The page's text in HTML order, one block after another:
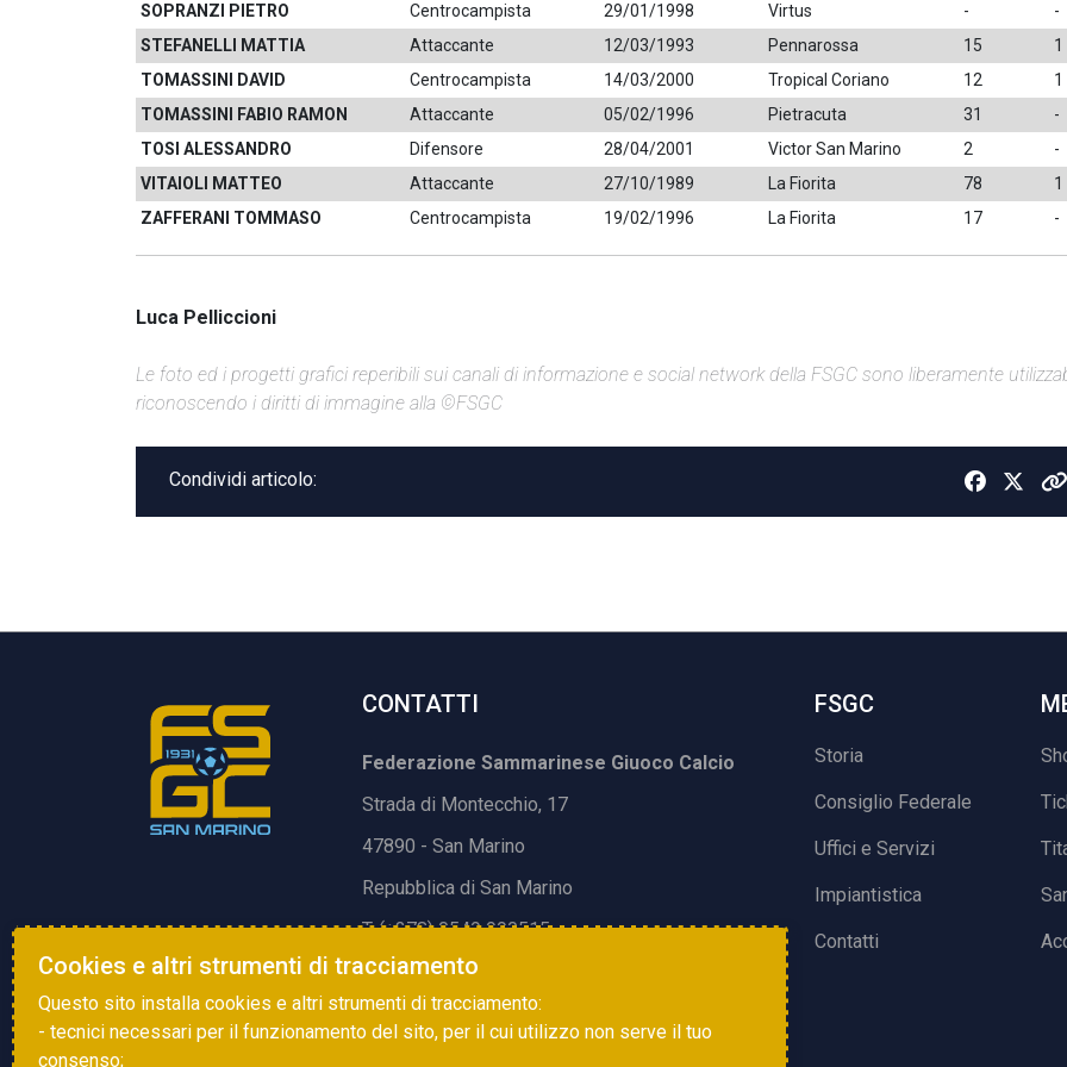
SOPRANZI PIETRO Centrocampista 29/01/1998 Virtus -
-
STEFANELLI MATTIA
Attaccante 12/03/1993 Pennarossa 15
1
TOMASSINI DAVID
Centrocampista 14/03/2000 Tropical Coriano 12
1
TOMASSINI FABIO RAMON
Attaccante 05/02/1996 Pietracuta 31
-
TOSI ALESSANDRO
Difensore 28/04/2001 Victor San Marino 2
-
VITAIOLI
MATTEO Attaccante 27/10/1989 La Fiorita 78
1
ZAFFERANI TOMMASO
Centrocampista 19/02/1996 La Fiorita 17 -
Luca Pelliccioni
Le foto ed i progetti grafici reperibili sui canali di informazione e social network della FSGC sono liberamente
riconoscendo i diritti di immagine alla ©FSGC
Condividi articolo:
CONTATTI
Federazione Sammarinese Giuoco Calcio
Strada di Montecchio, 17
47890 - San Marino
Repubblica di San Marino
T. (+378) 0549 990515
E.info@fsgc.sm
FSGC
Storia
Consiglio Federale
Uffici e Servizi
Impiantistica
Contatti
Cookies e altri strumenti di tracciamento
Questo sito installa cookies e altri strumenti di tracciamento:
- tecnici necessari per il funzionamento del sito, per il cui utilizzo non serve il tuo
consenso;